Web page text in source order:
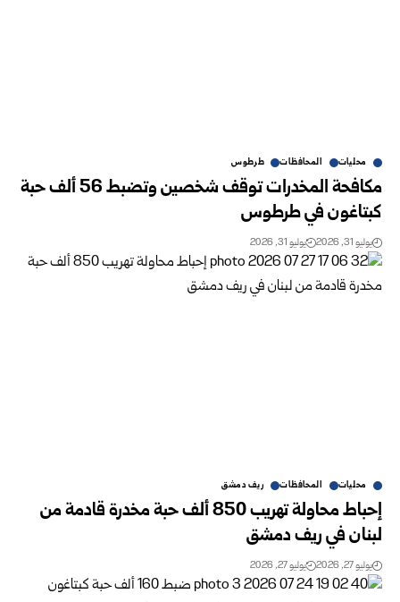
محليات المحافظات طرطوس
مكافحة المخدرات توقف شخصين وتضبط 56 ألف حبة
كبتاغون في طرطوس
يوليو 31, 2026 يوليو 31, 2026
محليات المحافظات ريف دمشق
إحباط محاولة تهريب 850 ألف حبة مخدرة قادمة من
لبنان في ريف دمشق
يوليو 27, 2026 يوليو 27, 2026